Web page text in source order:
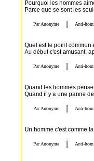
Pourquoi les hommes
Parce que se sont les
Quel est le point commun
Au début c'est amusant,
Quand les hommes
Quand il y a une panne
Un homme c'est comme